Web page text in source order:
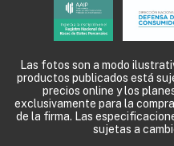
Las fotos son a modo
productos publicados está
precios online y los
exclusivamente para la
de la firma. Las
sujetas a